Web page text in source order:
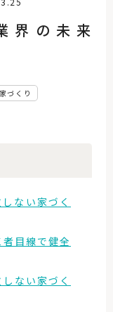
界の未来
家づくり
ない家づく
目線で健全
ない家づく